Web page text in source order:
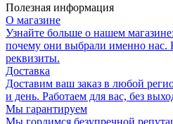
Полезная информация
О магазине
Узнайте больше о нашем
почему они выбрали именно нас.
реквизиты.
Доставка
Доставим ваш заказ в любой
и день. Работаем для вас, без
Мы гарантируем
Мы гордимся безупречной